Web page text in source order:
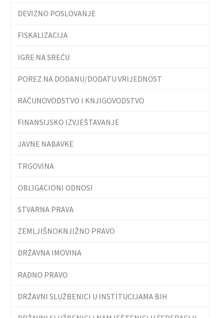
DEVIZNO POSLOVANJE
FISKALIZACIJA
IGRE NA SREĆU
POREZ NA DODANU/DODATU VRIJEDNOST
RAČUNOVODSTVO I KNJIGOVODSTVO
FINANSIJSKO IZVJEŠTAVANJE
JAVNE NABAVKE
TRGOVINA
OBLIGACIONI ODNOSI
STVARNA PRAVA
ZEMLJIŠNOKNJIŽNO PRAVO
DRŽAVNA IMOVINA
RADNO PRAVO
DRŽAVNI SLUŽBENICI U INSTITUCIJAMA BIH